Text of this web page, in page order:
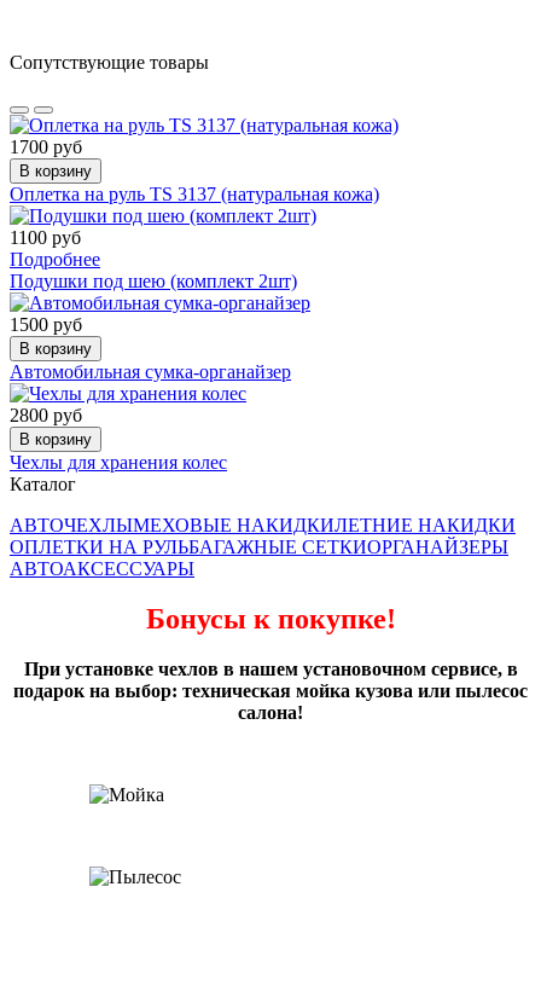
Сопутствующие товары
1700 руб
В корзину
Оплетка на руль TS 3137 (натуральная кожа)
1100 руб
Подробнее
Подушки под шею (комплект 2шт)
1500 руб
В корзину
Автомобильная сумка-органайзер
2800 руб
В корзину
Чехлы для хранения колес
Каталог
АВТОЧЕХЛЫМЕХОВЫЕ НАКИДКИЛЕТНИЕ НАКИДКИ
ОПЛЕТКИ НА РУЛЬБАГАЖНЫЕ СЕТКИОРГАНАЙЗЕРЫ
АВТОАКСЕССУАРЫ
Бонусы к покупке!
При установке чехлов в нашем установочном сервисе, в
подарок на выбор: техническая мойка кузова или пылесос
салона!